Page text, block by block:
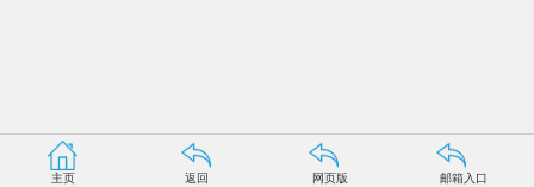
主页 返回 网页版 邮箱入口